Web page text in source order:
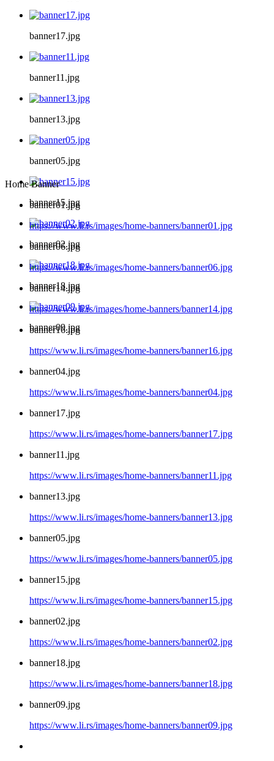
banner17.jpg
banner11.jpg
banner13.jpg
banner05.jpg
banner15.jpg
banner02.jpg
banner18.jpg
banner09.jpg
Home Banner
banner01.jpg
https://www.li.rs/images/home-banners/banner01.jpg
banner06.jpg
https://www.li.rs/images/home-banners/banner06.jpg
banner14.jpg
https://www.li.rs/images/home-banners/banner14.jpg
banner16.jpg
https://www.li.rs/images/home-banners/banner16.jpg
banner04.jpg
https://www.li.rs/images/home-banners/banner04.jpg
banner17.jpg
https://www.li.rs/images/home-banners/banner17.jpg
banner11.jpg
https://www.li.rs/images/home-banners/banner11.jpg
banner13.jpg
https://www.li.rs/images/home-banners/banner13.jpg
banner05.jpg
https://www.li.rs/images/home-banners/banner05.jpg
banner15.jpg
https://www.li.rs/images/home-banners/banner15.jpg
banner02.jpg
https://www.li.rs/images/home-banners/banner02.jpg
banner18.jpg
https://www.li.rs/images/home-banners/banner18.jpg
banner09.jpg
https://www.li.rs/images/home-banners/banner09.jpg